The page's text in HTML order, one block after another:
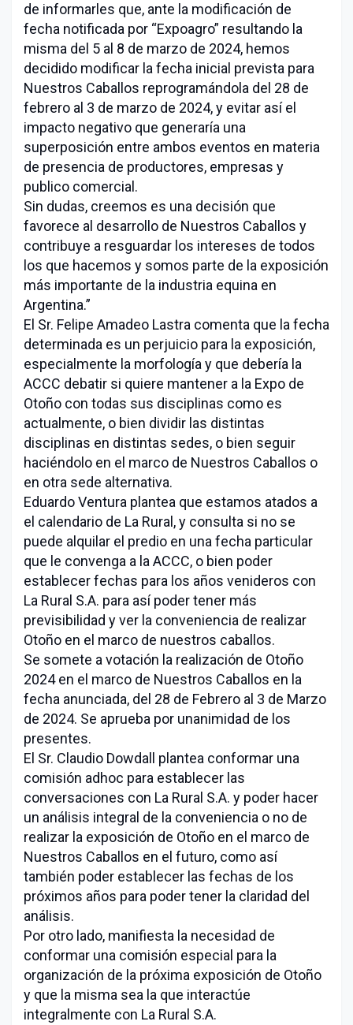
de informarles que, ante la modificación de
fecha notificada por “Expoagro” resultando la
misma del 5 al 8 de marzo de 2024, hemos
decidido modificar la fecha inicial prevista para
Nuestros Caballos reprogramándola del 28 de
febrero al 3 de marzo de 2024, y evitar así el
impacto negativo que generaría una
superposición entre ambos eventos en materia
de presencia de productores, empresas y
publico comercial.
Sin dudas, creemos es una decisión que
favorece al desarrollo de Nuestros Caballos y
contribuye a resguardar los intereses de todos
los que hacemos y somos parte de la exposición
más importante de la industria equina en
Argentina.”
El Sr. Felipe Amadeo Lastra comenta que la fecha
determinada es un perjuicio para la exposición,
especialmente la morfología y que debería la
ACCC debatir si quiere mantener a la Expo de
Otoño con todas sus disciplinas como es
actualmente, o bien dividir las distintas
disciplinas en distintas sedes, o bien seguir
haciéndolo en el marco de Nuestros Caballos o
en otra sede alternativa.
Eduardo Ventura plantea que estamos atados a
el calendario de La Rural, y consulta si no se
puede alquilar el predio en una fecha particular
que le convenga a la ACCC, o bien poder
establecer fechas para los años venideros con
La Rural S.A. para así poder tener más
previsibilidad y ver la conveniencia de realizar
Otoño en el marco de nuestros caballos.
Se somete a votación la realización de Otoño
2024 en el marco de Nuestros Caballos en la
fecha anunciada, del 28 de Febrero al 3 de Marzo
de 2024. Se aprueba por unanimidad de los
presentes.
El Sr. Claudio Dowdall plantea conformar una
comisión adhoc para establecer las
conversaciones con La Rural S.A. y poder hacer
un análisis integral de la conveniencia o no de
realizar la exposición de Otoño en el marco de
Nuestros Caballos en el futuro, como así
también poder establecer las fechas de los
próximos años para poder tener la claridad del
análisis.
Por otro lado, manifiesta la necesidad de
conformar una comisión especial para la
organización de la próxima exposición de Otoño
y que la misma sea la que interactúe
integralmente con La Rural S.A.